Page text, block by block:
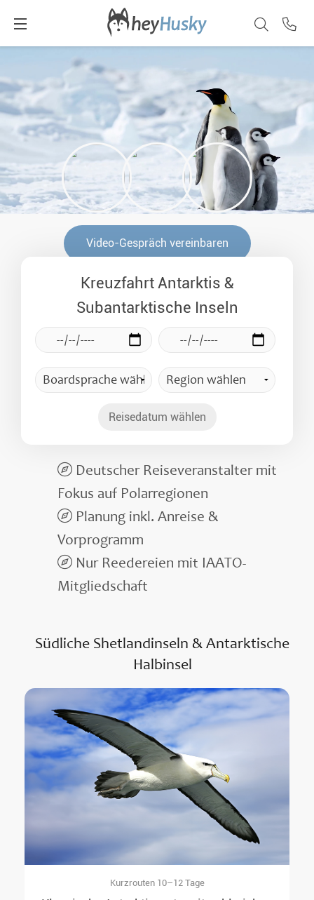
Video-Gespräch vereinbaren
Kreuzfahrt Antarktis &
Subantarktische Inseln
Reisedatum wählen
Deutscher Reiseveranstalter mit
Fokus auf Polarregionen
Planung inkl. Anreise &
Vorprogramm
Nur Reedereien mit IAATO-
Mitgliedschaft
Südliche Shetlandinseln & Antarktische
Halbinsel
Kurzrouten 10–12 Tage